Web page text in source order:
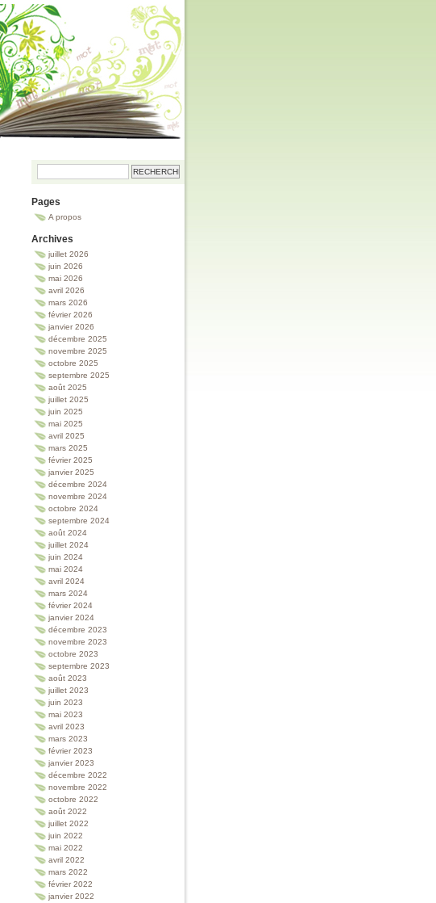
Pages
A propos
Archives
juillet 2026
juin 2026
mai 2026
avril 2026
mars 2026
février 2026
janvier 2026
décembre 2025
novembre 2025
octobre 2025
septembre 2025
août 2025
juillet 2025
juin 2025
mai 2025
avril 2025
mars 2025
février 2025
janvier 2025
décembre 2024
novembre 2024
octobre 2024
septembre 2024
août 2024
juillet 2024
juin 2024
mai 2024
avril 2024
mars 2024
février 2024
janvier 2024
décembre 2023
novembre 2023
octobre 2023
septembre 2023
août 2023
juillet 2023
juin 2023
mai 2023
avril 2023
mars 2023
février 2023
janvier 2023
décembre 2022
novembre 2022
octobre 2022
août 2022
juillet 2022
juin 2022
mai 2022
avril 2022
mars 2022
février 2022
janvier 2022